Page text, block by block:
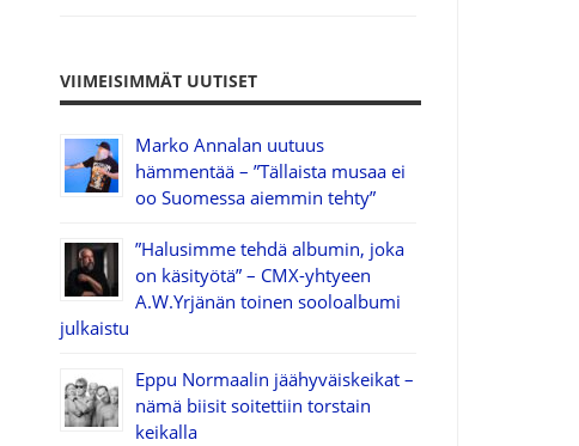
VIIMEISIMMÄT UUTISET
Marko Annalan uutuus
hämmentää – ”Tällaista musaa ei
oo Suomessa aiemmin tehty”
”Halusimme tehdä albumin, joka
on käsityötä” – CMX-yhtyeen
A.W.Yrjänän toinen sooloalbumi
julkaistu
Eppu Normaalin jäähyväiskeikat –
nämä biisit soitettiin torstain
keikalla